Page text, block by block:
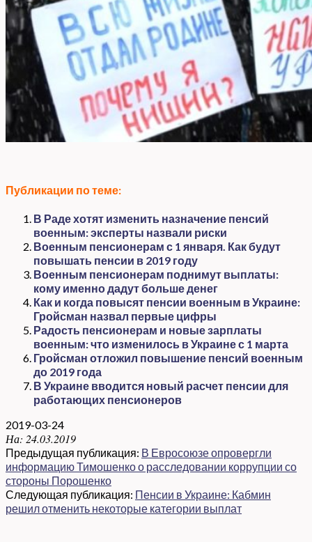
Публикации по теме:
В Раде хотят изменить назначение пенсий
военным: эксперты назвали риски
Военным пенсионерам с 1 января. Как будут
повышать пенсии в 2019 году
Военным пенсионерам поднимут выплаты:
кому именно дадут больше денег
Как и когда повысят пенсии военным в Украине:
Гройсман назвал первые цифры
Радость пенсионерам и новые зарплаты
военным: что изменилось в Украине с 1 марта
Гройсман отложил повышение пенсий военным
до 2019 года
В Украине вводится новый расчет пенсии для
работающих пенсионеров
2019-03-24
На: 24.03.2019
Предыдущая публикация: В Евросоюзе опровергли
информацию Тимошенко о расследовании коррупции со
стороны Порошенко
Следующая публикация: Пенсии в Украине: Кабмин
решил отменить некоторые категории выплат